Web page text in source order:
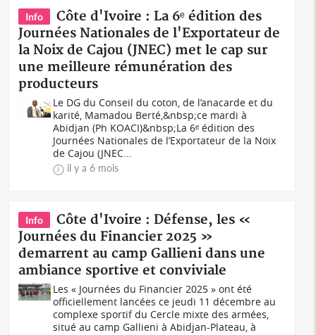
Info
Côte d'Ivoire : La 6ᵉ édition des
Journées Nationales de l'Exportateur de
la Noix de Cajou (JNEC) met le cap sur
une meilleure rémunération des
producteurs
Le DG du Conseil du coton, de l’anacarde et du
karité, Mamadou Berté,&nbsp;ce mardi à
Abidjan (Ph KOACI)&nbsp;La 6ᵉ édition des
Journées Nationales de l’Exportateur de la Noix
de Cajou (JNEC...
il y a 6 mois
Info
Côte d'Ivoire : Défense, les «
Journées du Financier 2025 »
demarrent au camp Gallieni dans une
ambiance sportive et conviviale
Les « Journées du Financier 2025 » ont été
officiellement lancées ce jeudi 11 décembre au
complexe sportif du Cercle mixte des armées,
situé au camp Gallieni à Abidjan-Plateau, à